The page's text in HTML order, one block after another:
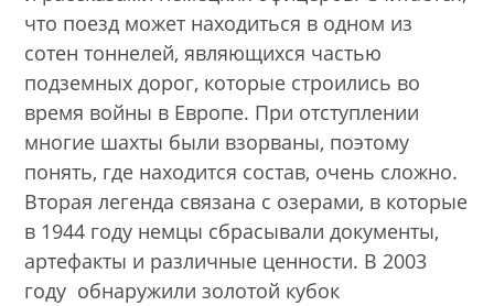
что поезд может находиться в одном из
сотен тоннелей, являющихся частью
подземных дорог, которые строились во
время войны в Европе. При отступлении
многие шахты были взорваны, поэтому
понять, где находится состав, очень сложно.
Вторая легенда связана с озерами, в которые
в 1944 году немцы сбрасывали документы,
артефакты и различные ценности. В 2003
году обнаружили золотой кубок